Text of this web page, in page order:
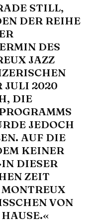
STILL,
DER REIHE N
V
DES L
JAZZ F
K
2020 S
DIE P
D
JEDOCH V
AUF DIE M
KEINER V
DIESER A
ZEIT SC
JA
VON SE
VO